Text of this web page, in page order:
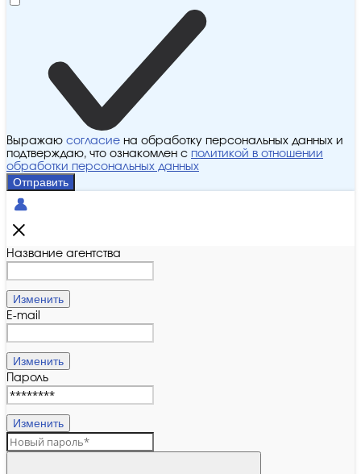
Выражаю согласие на обработку персональных данных и
подтверждаю, что ознакомлен с политикой в отношении
обработки персональных данных
Отправить
Название агентства
Изменить
E-mail
Изменить
Пароль
Изменить